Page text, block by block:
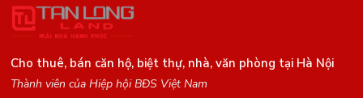
Cho thuê, bán căn hộ, biệt thự, nhà, văn phòng tại Hà Nội
Thành viên của Hiệp hội BĐS Việt Nam